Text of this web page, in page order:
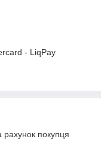
- LiqPay
рахунок покупця